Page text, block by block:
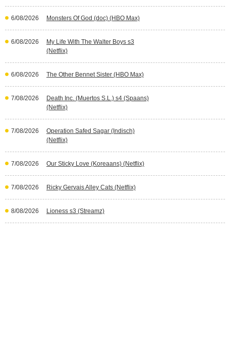
6/08/2026 Monsters Of God (doc) (HBO Max)
6/08/2026
My Life With The Walter Boys s3
(Netflix)
6/08/2026 The Other Bennet Sister (HBO Max)
7/08/2026
Death Inc. (Muertos S.L.) s4 (Spaans)
(Netflix)
7/08/2026
Operation Safed Sagar (Indisch)
(Netflix)
7/08/2026 Our Sticky Love (Koreaans) (Netflix)
7/08/2026 Ricky Gervais Alley Cats (Netflix)
8/08/2026 Lioness s3 (Streamz)